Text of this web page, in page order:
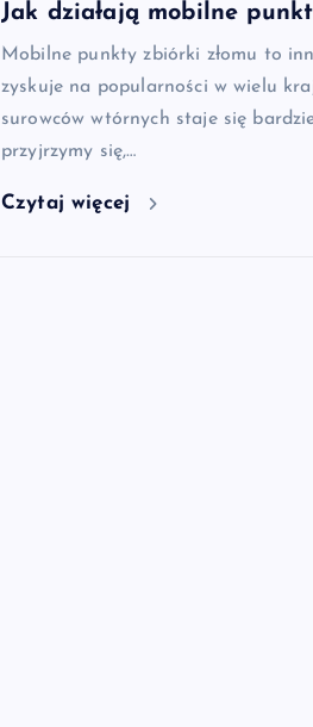
Jak działają mobilne
Mobilne punkty zbiórki złomu to
zyskuje na popularności w wielu
surowców wtórnych staje się
przyjrzymy się,…
Czytaj więcej